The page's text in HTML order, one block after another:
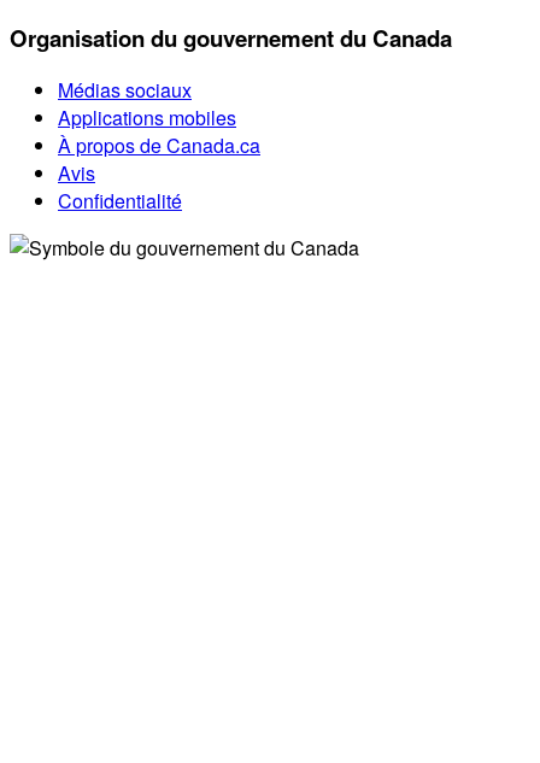
Organisation du gouvernement du Canada
Médias sociaux
Applications mobiles
À propos de Canada.ca
Avis
Confidentialité